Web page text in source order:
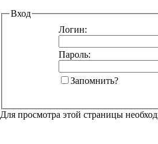
Вход
Логин:
Пароль:
Запомнить?
Для просмотра этой страницы